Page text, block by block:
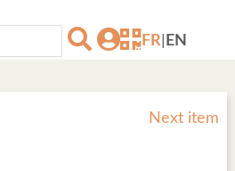
FR EN
Next item